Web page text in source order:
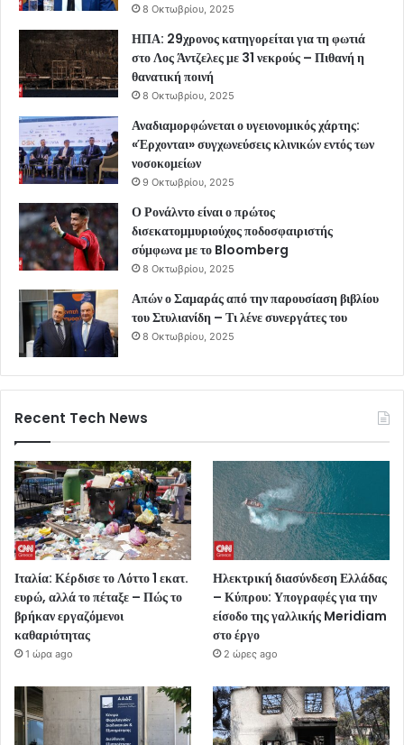
8 Οκτωβρίου, 2025
ΗΠΑ: 29χρονος κατηγορείται για τη φωτιά
στο Λος Άντζελες με 31 νεκρούς – Πιθανή η
θανατική ποινή
8 Οκτωβρίου, 2025
Αναδιαμορφώνεται ο υγειονομικός χάρτης:
«Έρχονται» συγχωνεύσεις κλινικών εντός των
νοσοκομείων
9 Οκτωβρίου, 2025
Ο Ρονάλντο είναι ο πρώτος
δισεκατομμυριούχος ποδοσφαιριστής
σύμφωνα με το Bloomberg
8 Οκτωβρίου, 2025
Απών ο Σαμαράς από την παρουσίαση βιβλίου
του Στυλιανίδη – Τι λένε συνεργάτες του
8 Οκτωβρίου, 2025
Recent Tech News
Ιταλία: Κέρδισε το Λόττο 1 εκατ.
ευρώ, αλλά το πέταξε – Πώς το
βρήκαν εργαζόμενοι
καθαριότητας
1 ώρα ago
Ηλεκτρική διασύνδεση Ελλάδας
– Κύπρου: Υπογραφές για την
είσοδο της γαλλικής Meridiam
στο έργο
2 ώρες ago